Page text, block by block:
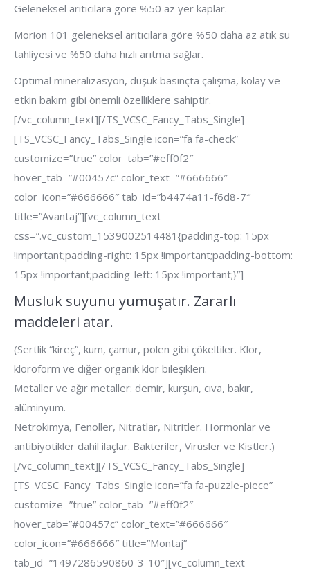
Geleneksel arıtıcılara göre %50 az yer kaplar.
Morion 101 geleneksel arıtıcılara göre %50 daha az atık su
tahliyesi ve %50 daha hızlı arıtma sağlar.
Optimal mineralizasyon, düşük basınçta çalışma, kolay ve
etkin bakım gibi önemli özelliklere sahiptir.
[/vc_column_text][/TS_VCSC_Fancy_Tabs_Single]
[TS_VCSC_Fancy_Tabs_Single icon=”fa fa-check”
customize=”true” color_tab=”#eff0f2″
hover_tab=”#00457c” color_text=”#666666″
color_icon=”#666666″ tab_id=”b4474a11-f6d8-7″
title=”Avantaj”][vc_column_text
css=”.vc_custom_1539002514481{padding-top: 15px
!important;padding-right: 15px !important;padding-bottom:
15px !important;padding-left: 15px !important;}”]
Musluk suyunu yumuşatır. Zararlı
maddeleri atar.
(Sertlik “kireç”, kum, çamur, polen gibi çökeltiler. Klor,
kloroform ve diğer organik klor bileşikleri.
Metaller ve ağır metaller: demir, kurşun, cıva, bakır,
alüminyum.
Netrokimya, Fenoller, Nitratlar, Nitritler. Hormonlar ve
antibiyotikler dahil ilaçlar. Bakteriler, Virüsler ve Kistler.)
[/vc_column_text][/TS_VCSC_Fancy_Tabs_Single]
[TS_VCSC_Fancy_Tabs_Single icon=”fa fa-puzzle-piece”
customize=”true” color_tab=”#eff0f2″
hover_tab=”#00457c” color_text=”#666666″
color_icon=”#666666″ title=”Montaj”
tab_id=”1497286590860-3-10″][vc_column_text